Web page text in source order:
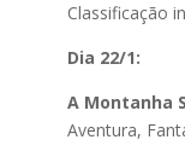
Classificação
Dia 22/1:
A Montanha
Aventura,